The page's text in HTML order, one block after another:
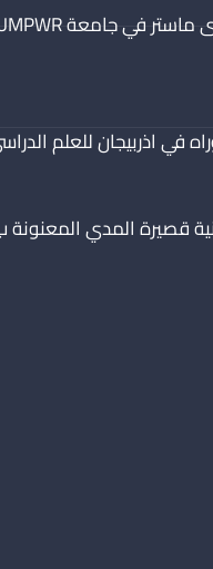
اذربيجان للعلم الدراسي 2026/
قصيرة المدي